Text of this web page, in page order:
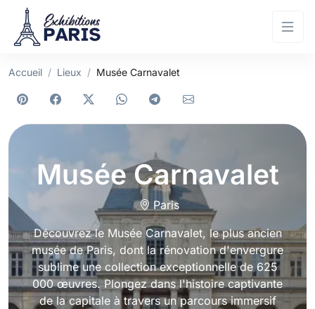
Accueil Lieux Musée Carnavalet
Musée Carnavalet
Paris
Découvrez le Musée Carnavalet, le plus ancien
musée de Paris, dont la rénovation d'envergure
sublime une collection exceptionnelle de 625
000 œuvres. Plongez dans l'histoire captivante
de la capitale à travers un parcours immersif